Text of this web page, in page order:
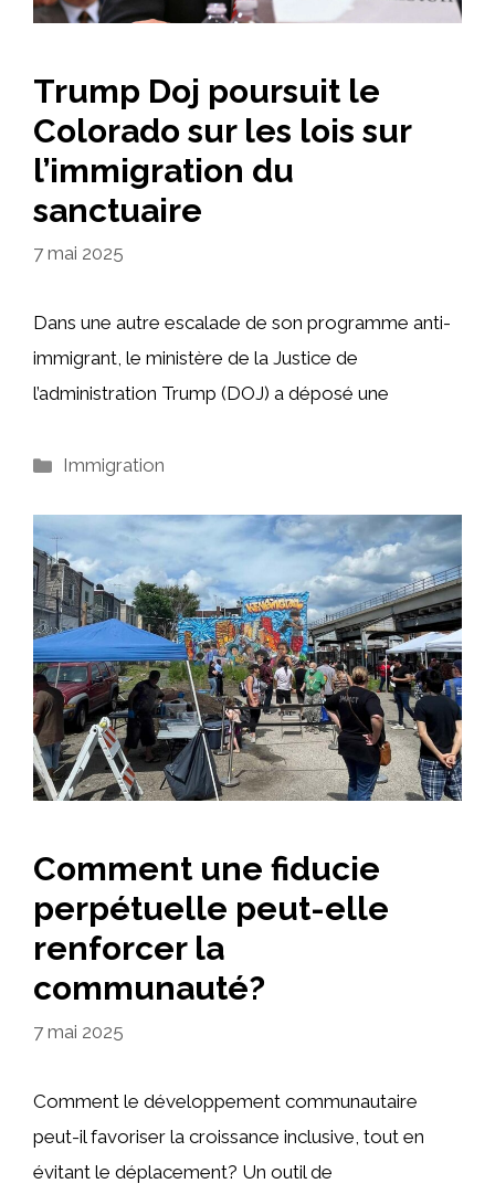
Trump Doj poursuit le
Colorado sur les lois sur
l’immigration du
sanctuaire
7 mai 2025
Dans une autre escalade de son programme anti-
immigrant, le ministère de la Justice de
l’administration Trump (DOJ) a déposé une
Catégories
Immigration
Comment une fiducie
perpétuelle peut-elle
renforcer la
communauté?
7 mai 2025
Comment le développement communautaire
peut-il favoriser la croissance inclusive, tout en
évitant le déplacement? Un outil de